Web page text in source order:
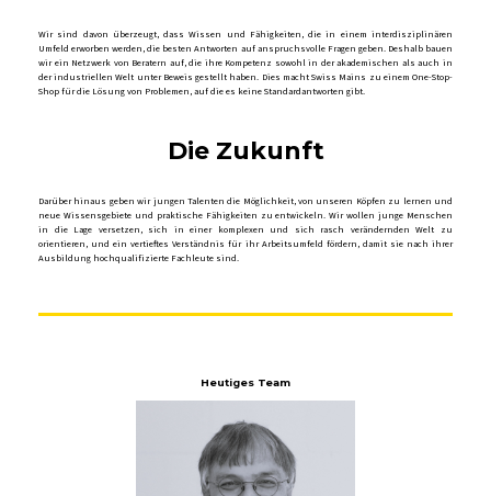
Wir sind davon überzeugt, dass Wissen und Fähigkeiten, die in einem interdisziplinären
Umfeld erworben werden, die besten Antworten auf anspruchsvolle Fragen geben. Deshalb bauen
wir ein Netzwerk von Beratern auf, die ihre Kompetenz sowohl in der akademischen als auch in
der industriellen Welt unter Beweis gestellt haben. Dies macht Swiss Mains zu einem One-Stop-
Shop für die Lösung von Problemen, auf die es keine Standardantworten gibt.
Die Zukunft
Darüber hinaus geben wir jungen Talenten die Möglichkeit, von unseren Köpfen zu lernen und
neue Wissensgebiete und praktische Fähigkeiten zu entwickeln. Wir wollen junge Menschen
in die Lage versetzen, sich in einer komplexen und sich rasch verändernden Welt zu
orientieren, und ein vertieftes Verständnis für ihr Arbeitsumfeld fördern, damit sie nach ihrer
Ausbildung hochqualifizierte Fachleute sind.
Heutiges Team